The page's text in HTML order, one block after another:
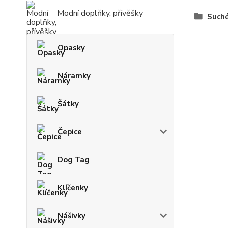
Modní doplňky, přívěšky
Opasky
Náramky
Šátky
Čepice
Dog Tag
Klíčenky
Nášivky